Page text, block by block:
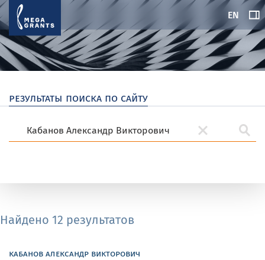
EN
результаты поиска по сайту
Найдено 12 результатов
кабанов александр викторович